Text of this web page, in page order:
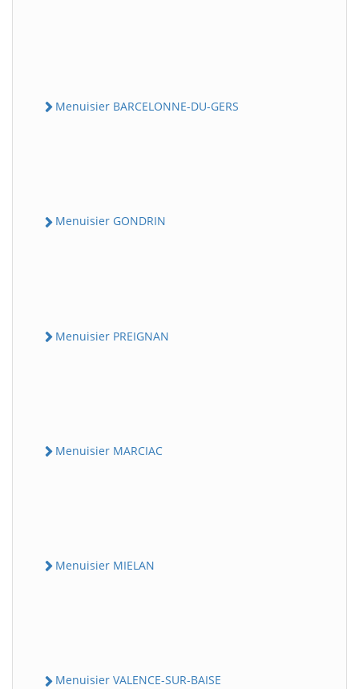
Menuisier BARCELONNE-DU-GERS
Menuisier GONDRIN
Menuisier PREIGNAN
Menuisier MARCIAC
Menuisier MIELAN
Menuisier VALENCE-SUR-BAISE